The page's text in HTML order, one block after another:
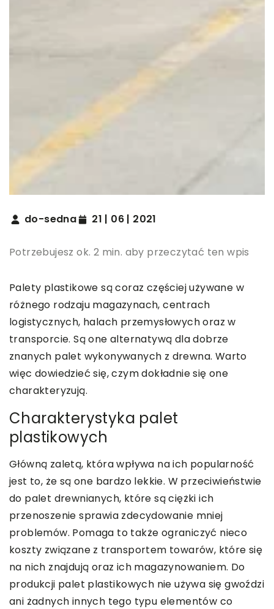
do-sedna 21 | 06 | 2021
Potrzebujesz ok. 2 min. aby przeczytać ten wpis
Palety plastikowe są coraz częściej używane w
różnego rodzaju magazynach, centrach
logistycznych, halach przemysłowych oraz w
transporcie. Są one alternatywą dla dobrze
znanych palet wykonywanych z drewna. Warto
więc dowiedzieć się, czym dokładnie się one
charakteryzują.
Charakterystyka palet
plastikowych
Główną zaletą, która wpływa na ich popularność
jest to, że są one bardzo lekkie. W przeciwieństwie
do palet drewnianych, które są ciężki ich
przenoszenie sprawia zdecydowanie mniej
problemów. Pomaga to także ograniczyć nieco
koszty związane z transportem towarów, które się
na nich znajdują oraz ich magazynowaniem. Do
produkcji palet plastikowych nie używa się gwoździ
ani żadnych innych tego typu elementów co